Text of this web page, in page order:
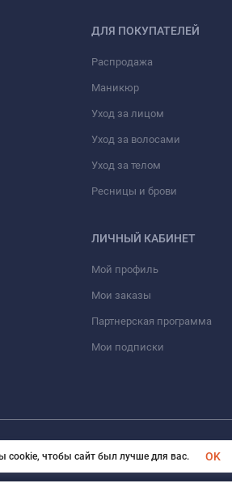
ДЛЯ ПОКУПАТЕЛЕЙ
Распродажа
Маникюр
Уход за лицом
Уход за волосами
Уход за телом
Ресницы и брови
ЛИЧНЫЙ КАБИНЕТ
Мой профиль
Мои заказы
Партнерская программа
Мои подписки
Cosmetics. Все права защищены
cookie, чтобы сайт был лучше для вас. OK